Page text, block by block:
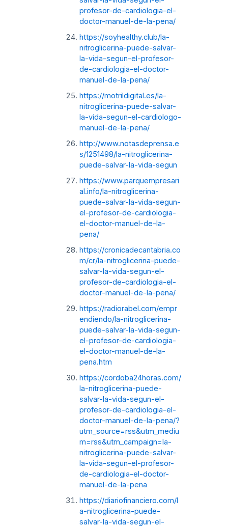
profesor-de-cardiologia-el-
doctor-manuel-de-la-pena/
https://soyhealthy.club/la-
nitroglicerina-puede-salvar-
la-vida-segun-el-profesor-
de-cardiologia-el-doctor-
manuel-de-la-pena/
https://motrildigital.es/la-
nitroglicerina-puede-salvar-
la-vida-segun-el-cardiologo-
manuel-de-la-pena/
http://www.notasdeprensa.e
s/1251498/la-nitroglicerina-
puede-salvar-la-vida-segun
https://www.parquempresari
al.info/la-nitroglicerina-
puede-salvar-la-vida-segun-
el-profesor-de-cardiologia-
el-doctor-manuel-de-la-
pena/
https://cronicadecantabria.co
m/cr/la-nitroglicerina-puede-
salvar-la-vida-segun-el-
profesor-de-cardiologia-el-
doctor-manuel-de-la-pena/
https://radiorabel.com/empr
endiendo/la-nitroglicerina-
puede-salvar-la-vida-segun-
el-profesor-de-cardiologia-
el-doctor-manuel-de-la-
pena.htm
https://cordoba24horas.com/
la-nitroglicerina-puede-
salvar-la-vida-segun-el-
profesor-de-cardiologia-el-
doctor-manuel-de-la-pena/?
utm_source=rss&utm_mediu
m=rss&utm_campaign=la-
nitroglicerina-puede-salvar-
la-vida-segun-el-profesor-
de-cardiologia-el-doctor-
manuel-de-la-pena
https://diariofinanciero.com/l
a-nitroglicerina-puede-
salvar-la-vida-segun-el-